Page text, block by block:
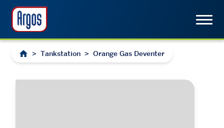
> Tankstation > Orange Gas Deventer